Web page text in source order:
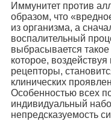
Иммунитет против
образом, что
из организма, а
воспалительный
выбрасывается
которое,
рецепторы,
клинических
Особенностью всех
индивидуальный
непредсказуемость